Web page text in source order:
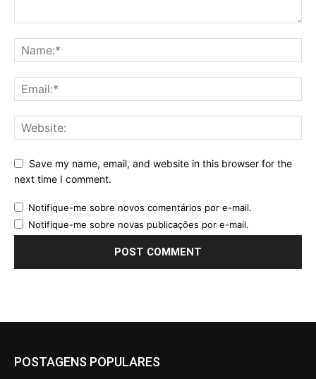
Save my name, email, and website in this browser for the
next time I comment.
Notifique-me sobre novos comentários por e-mail.
Notifique-me sobre novas publicações por e-mail.
POSTAGENS POPULARES